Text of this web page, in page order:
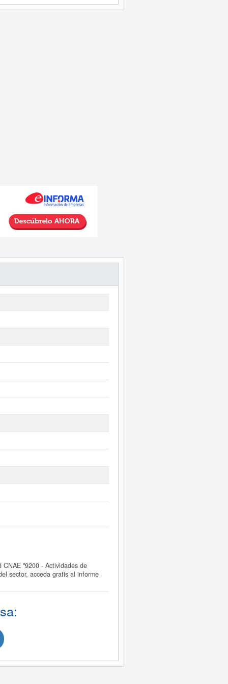
"9200 - Actividades de
sector, acceda gratis al informe